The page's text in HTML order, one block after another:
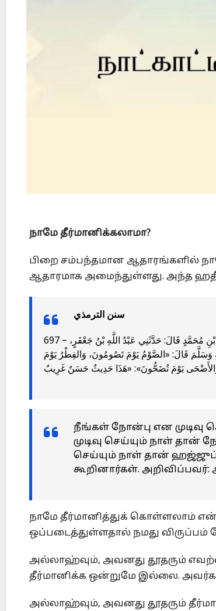
நாமே தீர்மானிக்கலாமா?
பிறை சம்பந்தமான ஆதாரங்களில்
ஆதாரமாக அமைந்துள்ளது. அந்த
سنن الترمذي
697 – حَدَّثَنَا مُحَمَّدُ بْنُ إِسْمَاعِيلَ قَالَ: حَدَّثَنَا إِبْرَاهِيمُ بْنُ المُنْذِرِ قَالَ: حَدَّثَنَا إِسْحَاقُ بْنُ جَعْفَرِ بْنِ مُحَمَّدٍ قَالَ: حَدَّثَنِي عَبْدُ اللَّهِ بْنُ جَعْفَرٍ،
وَسَلَّمَ قَالَ: «الصَّوْمُ يَوْمَ تَصُومُونَ، وَالفِطْرُ يَوْمَ
நீங்கள் நோன்பு என முடிவு
முடிவு செய்யும் நாள் தான்
செய்யும் நாள் தான்
கூறினார்கள். அறிவிப்பவர்:
நாமே தீர்மானித்துக் கொள்ளலாம்
ஒப்படைத்துள்ளதால் நமது விருப்பம்
அல்லாஹ்வும், அவனது தூதரும்
தீர்மானிக்க ஒன்றுமே இல்லை.
அல்லாஹ்வும், அவனது தூதரும்